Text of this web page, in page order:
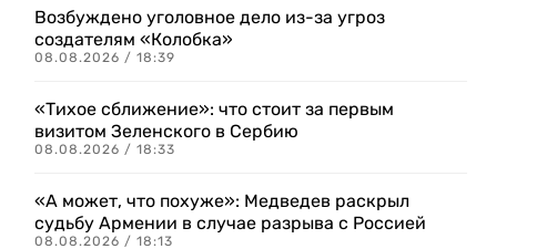
Возбуждено уголовное дело из-за угроз
создателям «Колобка»
08.08.2026 / 18:39
«Тихое сближение»: что стоит за первым
визитом Зеленского в Сербию
08.08.2026 / 18:33
«А может, что похуже»: Медведев раскрыл
судьбу Армении в случае разрыва с Россией
08.08.2026 / 18:13